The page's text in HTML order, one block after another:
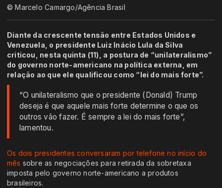
© Marcelo Camargo/Agência Brasil
Diante da crescente tensão entre Estados Unidos e
Venezuela, o presidente Luiz Inácio Lula da Silva
criticou, nesta quinta (11), a postura de “unilateralismo”
do governo norte-americano na política externa, em
relação ao que ele qualificou como “lei do mais forte”.
“O unilateralismo que o presidente (Donald) Trump
deseja é que aquele mais forte determine o que os
outros vão fazer. É sempre a lei do mais forte”,
lamentou.
Os dois presidentes conversaram por telefone no início do
mês sobre as negociações para retirada da sobretaxa
imposta pelo governo norte-americano a produtos
brasileiros.